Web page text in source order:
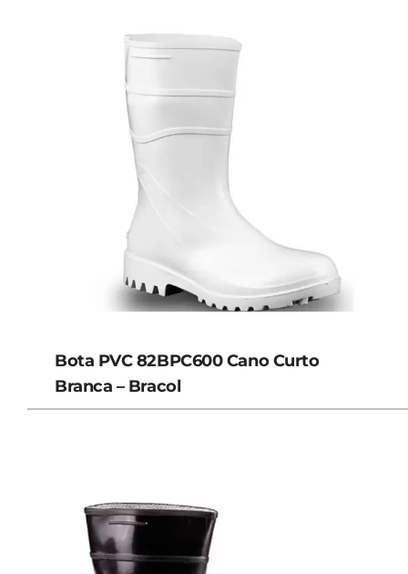
Bota PVC 82BPC600 Cano Curto
Branca – Bracol